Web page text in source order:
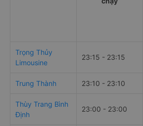
Trọng Thủy
Limousine
23:15 - 23:15
Trung Thành 23:10 - 23:10
Thùy Trang Bình
Định
23:00 - 23:00